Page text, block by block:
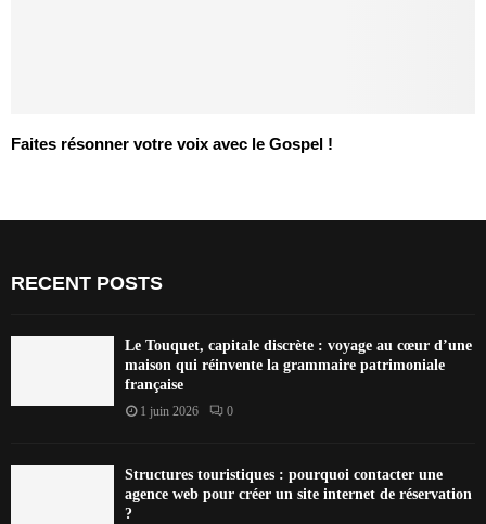
Faites résonner votre voix avec le Gospel !
RECENT POSTS
Le Touquet, capitale discrète : voyage au cœur d’une
maison qui réinvente la grammaire patrimoniale
française
1 juin 2026 0
Structures touristiques : pourquoi contacter une
agence web pour créer un site internet de réservation
?